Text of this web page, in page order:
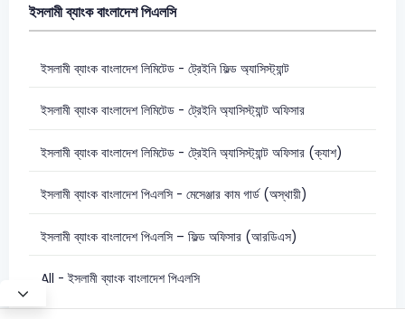
ইসলামী ব্যাংক বাংলাদেশ পিএলসি
ইসলামী ব্যাংক বাংলাদেশ লিমিটেড - ট্রেইনি ফিল্ড অ্যাসিস্ট্যান্ট
ইসলামী ব্যাংক বাংলাদেশ লিমিটেড - ট্রেইনি অ্যাসিস্ট্যান্ট অফিসার
ইসলামী ব্যাংক বাংলাদেশ লিমিটেড - ট্রেইনি অ্যাসিস্ট্যান্ট অফিসার (ক্যাশ)
ইসলামী ব্যাংক বাংলাদেশ পিএলসি - মেসেঞ্জার কাম গার্ড (অস্থায়ী)
ইসলামী ব্যাংক বাংলাদেশ পিএলসি – ফিল্ড অফিসার (আরডিএস)
All - ইসলামী ব্যাংক বাংলাদেশ পিএলসি